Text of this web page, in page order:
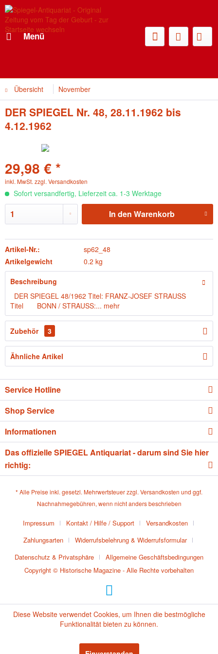
Menü
Übersicht November
DER SPIEGEL Nr. 48, 28.11.1962 bis
4.12.1962
29,98 € *
inkl. MwSt. zzgl. Versandkosten
Sofort versandfertig, Lieferzeit ca. 1-3 Werktage
In den Warenkorb
Artikel-Nr.:
sp62_48
Artikelgewicht
0.2 kg
Beschreibung
DER SPIEGEL 48/1962 Titel: FRANZ-JOSEF STRAUSS
Titel BONN / STRAUSS:... mehr
Zubehör 3
Ähnliche Artikel
Service Hotline
Shop Service
Informationen
Das offizielle SPIEGEL Antiquariat - darum sind Sie hier
richtig:
* Alle Preise inkl. gesetzl. Mehrwertsteuer zzgl. Versandkosten und ggf.
Nachnahmegebühren, wenn nicht anders beschrieben
Impressum Kontakt / Hilfe / Support
Versandkosten
Zahlungsarten
Widerrufsbelehrung & Widerrufsformular
Datenschutz & Privatsphäre
Allgemeine Geschäftsbedingungen
Copyright © Historische Magazine - Alle Rechte vorbehalten
Diese Website verwendet Cookies, um Ihnen die bestmögliche
Funktionalität bieten zu können.